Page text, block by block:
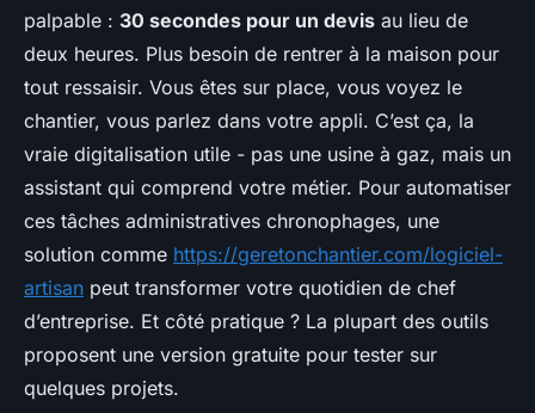
palpable : 30 secondes pour un devis au lieu de
deux heures. Plus besoin de rentrer à la maison pour
tout ressaisir. Vous êtes sur place, vous voyez le
chantier, vous parlez dans votre appli. C’est ça, la
vraie digitalisation utile - pas une usine à gaz, mais un
assistant qui comprend votre métier. Pour automatiser
ces tâches administratives chronophages, une
solution comme https://geretonchantier.com/logiciel-
artisan peut transformer votre quotidien de chef
d’entreprise. Et côté pratique ? La plupart des outils
proposent une version gratuite pour tester sur
quelques projets.